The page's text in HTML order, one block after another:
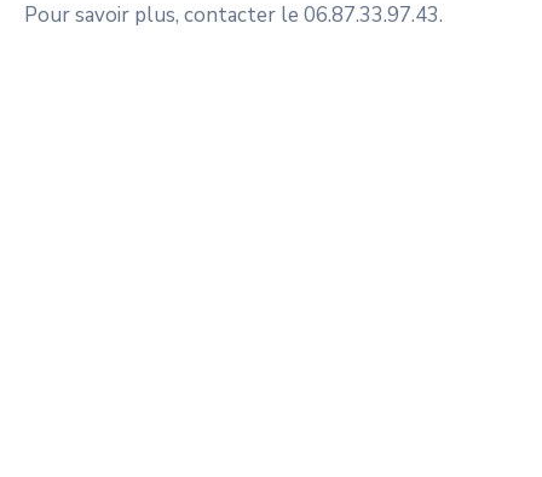
Pour savoir plus, contacter le 06.87.33.97.43.